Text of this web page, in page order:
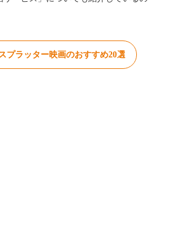
プラッター映画のおすすめ20選